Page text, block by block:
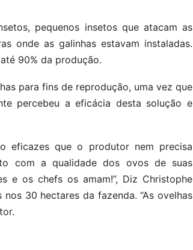
pequenos insetos que atacam as
onde as galinhas estavam instaladas.
90% da produção.
para fins de reprodução, uma vez que
percebeu a eficácia desta solução e
eficazes que o produtor nem precisa
com a qualidade dos ovos de suas
e os chefs os amam!”, Diz Christophe
30 hectares da fazenda. “As ovelhas